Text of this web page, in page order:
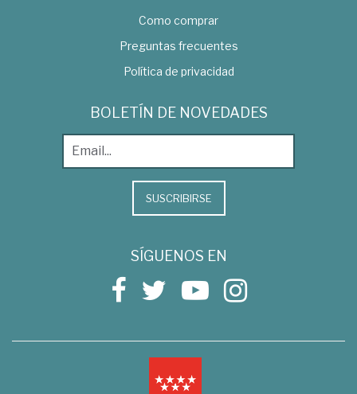
Como comprar
Preguntas frecuentes
Política de privacidad
BOLETÍN DE NOVEDADES
SUSCRIBIRSE
SÍGUENOS EN